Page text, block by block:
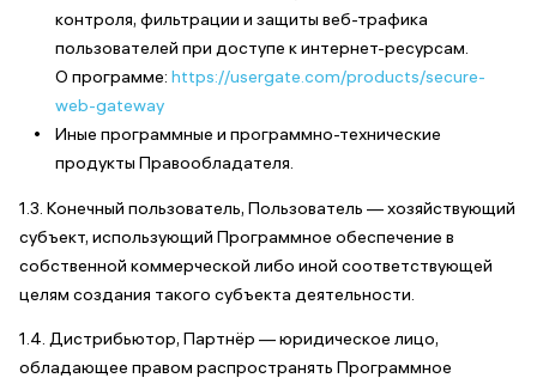
контроля, фильтрации и защиты веб-трафика
пользователей при доступе к интернет-ресурсам.
О программе: https://usergate.com/products/secure-
web-gateway
Иные программные и программно-технические
продукты Правообладателя.
1.3. Конечный пользователь, Пользователь — хозяйствующий
субъект, использующий Программное обеспечение в
собственной коммерческой либо иной соответствующей
целям создания такого субъекта деятельности.
1.4. Дистрибьютор, Партнёр — юридическое лицо,
обладающее правом распространять Программное